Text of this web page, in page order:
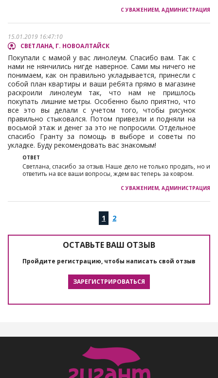
15.01.2019 16:47:10
СВЕТЛАНА, Г. НОВОАЛТАЙСК
Покупали с мамой у вас линолеум. Спасибо вам. Так с
нами не нянчились нигде наверное. Сами мы ничего не
понимаем, как он правильно укладывается, принесли с
собой план квартиры и ваши ребята прямо в магазине
раскроили линолеум так, что нам не пришлось
покупать лишние метры. Особенно было приятно, что
все это вы делали с учетом того, чтобы рисунок
правильно стыковался. Потом привезли и подняли на
восьмой этаж и денег за это не попросили. Отдельное
спасибо Гранту за помощь в выборе и советы по
укладке. Буду рекомендовать вас знакомым!
Светлана, спасибо за отзыв. Наше дело не только продать, но и
ответить на все ваши вопросы, ждем вас теперь за ковром.
1 2
ОСТАВЬТЕ ВАШ ОТЗЫВ
Пройдите регистрацию, чтобы написать свой отзыв
ЗАРЕГИСТРИРОВАТЬСЯ